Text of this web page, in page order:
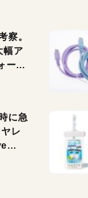
察。
幅ア
ーカ
に急
レ
が